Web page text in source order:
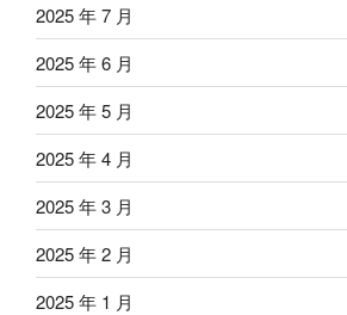
2025 年 7 月
2025 年 6 月
2025 年 5 月
2025 年 4 月
2025 年 3 月
2025 年 2 月
2025 年 1 月